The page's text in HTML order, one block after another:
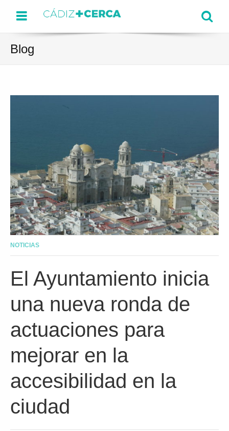
Menu
Blog
NOTICIAS
El Ayuntamiento inicia
una nueva ronda de
actuaciones para
mejorar en la
accesibilidad en la
ciudad